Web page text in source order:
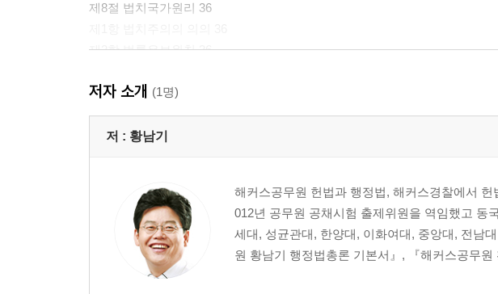
제8절 법치국가원리 36
제2항 법률유보원칙 36
제4항 체계정당성 원리 42
제5항 책임주의 43
제6항 소급입법금지 원칙 45
제10절 경제적 기본질서 61
제11절 문화국가 원리 66
제12절 국제평화주의 68
제13절 남북한관계 73
제14절 정당제도 75
저자 소개 (1명)
저 : 황남기
해커스공무원 헌법과 행정법, 해커스경찰에서
012년 공무원 공채시험 출제위원을 역임했고 동
세대, 성균관대, 한양대, 이화여대, 중앙대, 전남
원 황남기 행정법총론 기본서』, 『해커스공무